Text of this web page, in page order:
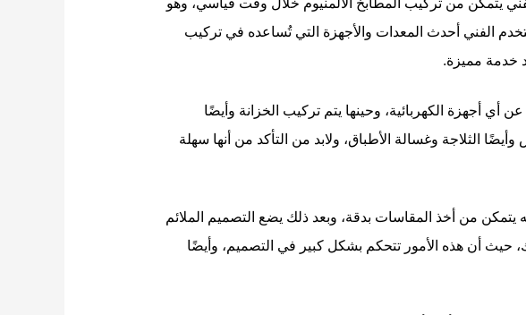
يتمكن من تركيب المطابخ الألمنيوم خلال وقت قياسي، وهو
الفني أحدث المعدات والأجهزة التي تُساعده في تركيب
خدمة مميزة.
أجهزة الكهربائية، وحينها يتم تركيب الخزانة وأيضًا
الثلاجة وغسالة الأطباق، ولابد من التأكد من أنها سهلة
من أخذ المقاسات بدقة، وبعد ذلك يضع التصميم الملائم
حيث أن هذه الأمور تتحكم بشكل كبير في التصميم، وأيضًا